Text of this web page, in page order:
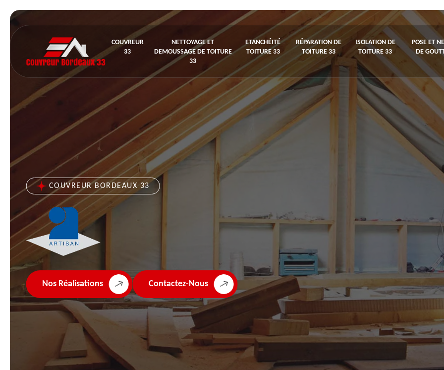
COUVREUR
33
NETTOYAGE ET
DEMOUSSAGE DE TOITURE
33
ETANCHÉITÉ
TOITURE 33
RÉPARATION DE
TOITURE 33
ISOLATION DE
TOITURE 33
POSE ET
DE
COUVREUR BORDEAUX 33
Nos Réalisations Contactez-Nous